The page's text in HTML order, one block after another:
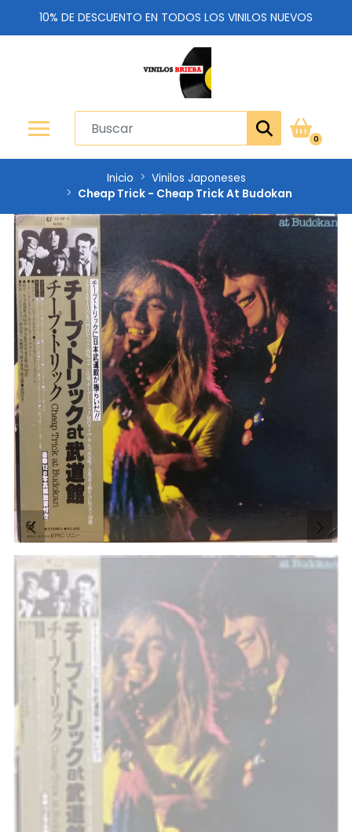
10% DE DESCUENTO EN TODOS LOS VINILOS NUEVOS
0
Inicio
Vinilos Japoneses
Cheap Trick - Cheap Trick At Budokan